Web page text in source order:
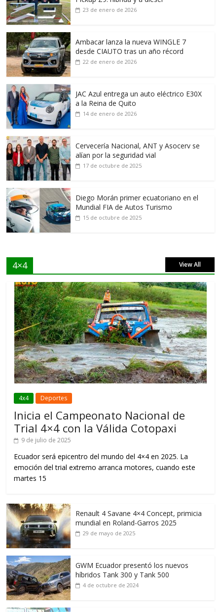
23 de enero de 2026
Ambacar lanza la nueva WINGLE 7
desde CIAUTO tras un año récord
22 de enero de 2026
JAC Azul entrega un auto eléctrico E30X
a la Reina de Quito
14 de enero de 2026
Cervecería Nacional, ANT y Asocerv se
alían por la seguridad vial
17 de octubre de 2025
Diego Morán primer ecuatoriano en el
Mundial FIA de Autos Turismo
15 de octubre de 2025
4×4 View All
4x4 Deportes
Inicia el Campeonato Nacional de
Trial 4×4 con la Válida Cotopaxi
9 de julio de 2025
Ecuador será epicentro del mundo del 4×4 en 2025. La
emoción del trial extremo arranca motores, cuando este
martes 15
Renault 4 Savane 4×4 Concept, primicia
mundial en Roland-Garros 2025
29 de mayo de 2025
GWM Ecuador presentó los nuevos
híbridos Tank 300 y Tank 500
4 de octubre de 2024